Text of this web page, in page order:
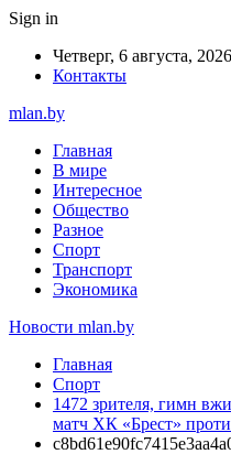
Sign in
Четверг, 6 августа, 2026
Контакты
mlan.by
Главная
В мире
Интересное
Общество
Разное
Спорт
Транспорт
Экономика
Новости mlan.by
Главная
Спорт
1472 зрителя, гимн
матч ХК «Брест»